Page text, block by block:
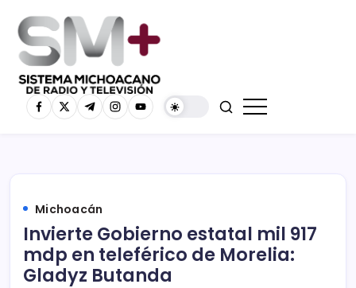
Michoacán
Invierte Gobierno estatal mil 917
mdp en teleférico de Morelia:
Gladyz Butanda